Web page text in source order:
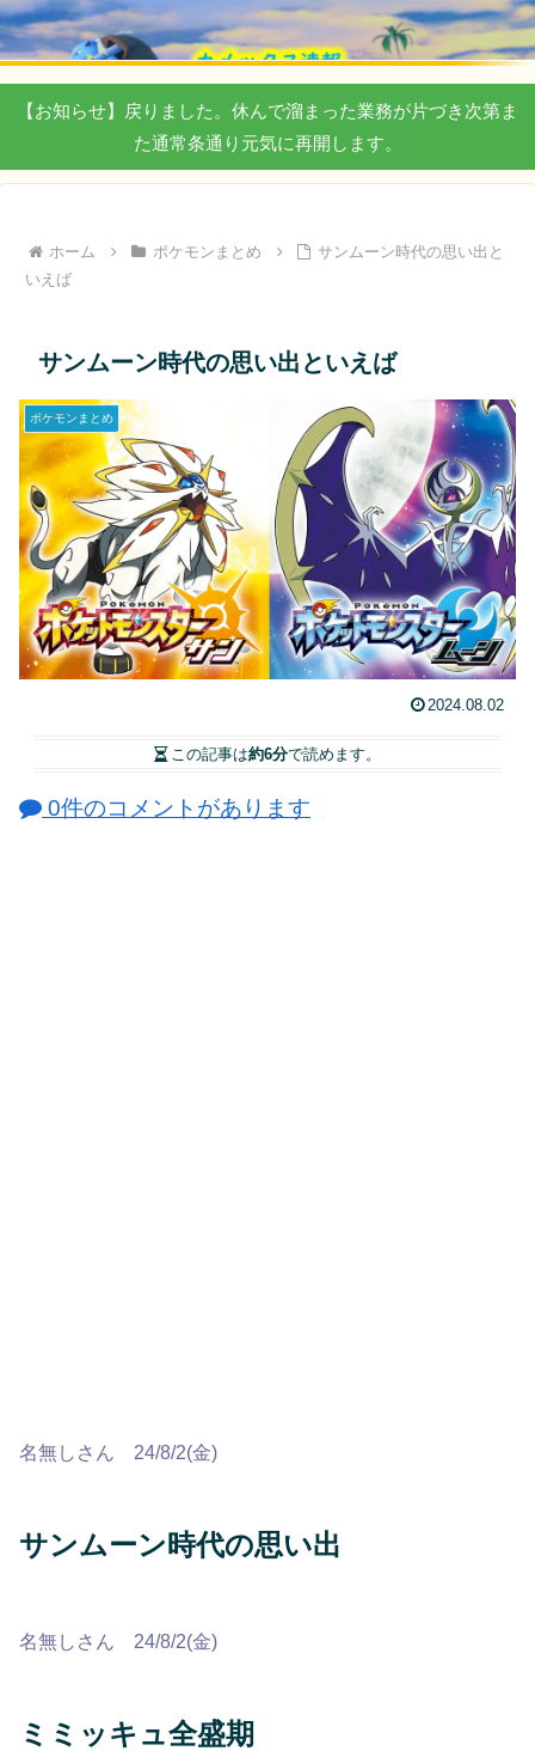
【お知らせ】戻りました。休んで溜まった業務が片づき次第ま
た通常条通り元気に再開します。
ホーム ポケモンまとめ
サンムーン時代の思い出と
いえば
サンムーン時代の思い出といえば
ポケモンまとめ
2024.08.02
この記事は約6分で読めます。
0件のコメントがあります
名無しさん 24/8/2(金)
サンムーン時代の思い出
名無しさん 24/8/2(金)
ミミッキュ全盛期